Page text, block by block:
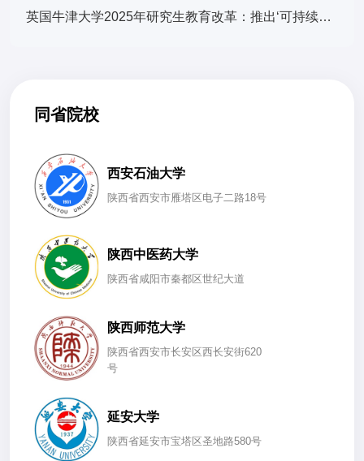
英国牛津大学2025年研究生教育改革：推出‘可持续发展与全球挑战’交叉学科计划，引发国际教育界关注
同省院校
西安石油大学
陕西省西安市雁塔区电子二路18号
陕西中医药大学
陕西省咸阳市秦都区世纪大道
陕西师范大学
陕西省西安市长安区西长安街620
号
延安大学
陕西省延安市宝塔区圣地路580号